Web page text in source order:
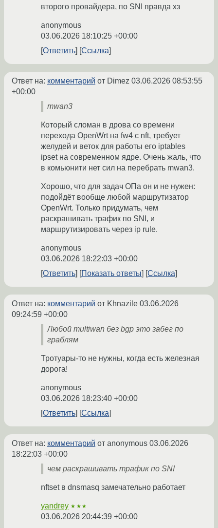
второго провайдера, по SNI правда хз
anonymous
03.06.2026 18:10:25 +00:00
Ответить
Ссылка
Ответ на: комментарий от Dimez 03.06.2026 08:53:55
+00:00
mwan3
Который сломан в дрова со времени
перехода OpenWrt на fw4 с nft, требует
желудей и веток для работы его iptables
ipset на современном ядре. Очень жаль, что
в комьюнити нет сил на перебрать mwan3.
Хорошо, что для задач ОПа он и не нужен:
подойдёт вообще любой маршрутизатор
OpenWrt. Только придумать, чем
раскрашивать трафик по SNI, и
маршрутизировать через ip rule.
anonymous
03.06.2026 18:22:03 +00:00
Ответить
Показать ответы Ссылка
Ответ на: комментарий от Khnazile 03.06.2026
09:24:59 +00:00
Любой multiwan без bgp это забег по
граблям
Тротуары-то не нужны, когда есть железная
дорога!
anonymous
03.06.2026 18:23:40 +00:00
Ответить
Ссылка
Ответ на: комментарий от anonymous 03.06.2026
18:22:03 +00:00
чем раскрашивать трафик по SNI
nftset в dnsmasq замечательно работает
yandrey ★★★
03.06.2026 20:44:39 +00:00